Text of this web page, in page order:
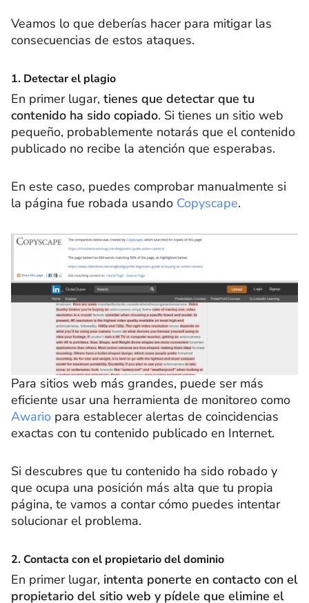
Veamos lo que deberías hacer para mitigar las
consecuencias de estos ataques.
1. Detectar el plagio
En primer lugar, tienes que detectar que tu
contenido ha sido copiado. Si tienes un sitio web
pequeño, probablemente notarás que el contenido
publicado no recibe la atención que esperabas.
En este caso, puedes comprobar manualmente si
la página fue robada usando Copyscape.
Para sitios web más grandes, puede ser más
eficiente usar una herramienta de monitoreo como
Awario para establecer alertas de coincidencias
exactas con tu contenido publicado en Internet.
Si descubres que tu contenido ha sido robado y
que ocupa una posición más alta que tu propia
página, te vamos a contar cómo puedes intentar
solucionar el problema.
2. Contacta con el propietario del dominio
En primer lugar, intenta ponerte en contacto con el
propietario del sitio web y pídele que elimine el